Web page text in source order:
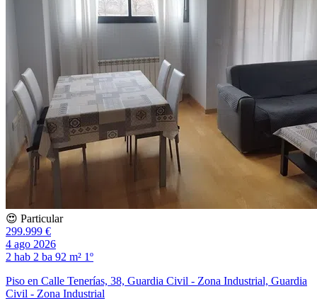
😍 Particular
299.999 €
4 ago 2026
2 hab 2 ba 92 m² 1º
Piso en Calle Tenerías, 38, Guardia Civil - Zona Industrial, Guardia
Civil - Zona Industrial